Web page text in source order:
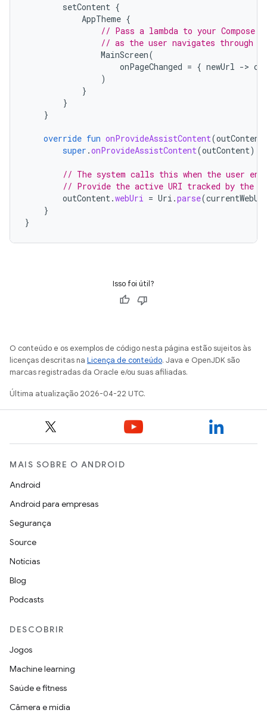
setContent {
AppTheme {
// Pass a lambda to your
// as the user navigates through
MainScreen(
onPageChanged = { newUrl ->
)
}
}
}
override fun onProvideAssistContent(outContent
super .onProvideAssistContent(outContent)
// The system calls this when the user
// Provide the active URI tracked by the
outContent .webUri = Uri .parse(
}
}
Isso foi útil?
O conteúdo e os exemplos de código nesta página estão sujeitos às
licenças descritas na Licença de conteúdo. Java e OpenJDK são
marcas registradas da Oracle e/ou suas afiliadas.
Última atualização 2026-04-22 UTC.
MAIS SOBRE O ANDROID
Android
Android para empresas
Segurança
Source
Notícias
Blog
Podcasts
DESCOBRIR
Jogos
Machine learning
Saúde e fitness
Câmera e mídia